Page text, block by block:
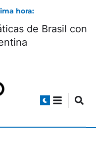
hora:
de Brasil con